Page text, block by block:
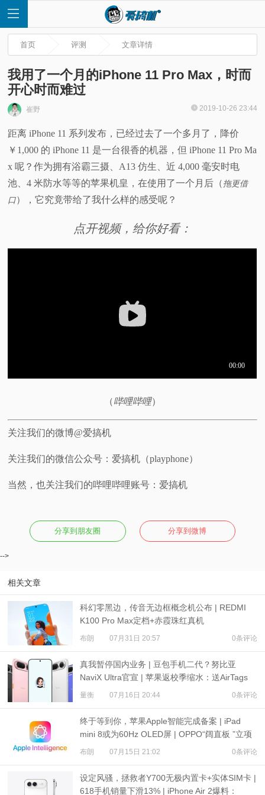
首
页
快
讯
验
专
题
首页 评测 文章详情
我用了一个月的iPhone 11 Pro Max，时而
开心时而难过
崔野 2019-10-26 23:44
距离 iPhone 11 系列发布，已经过去了一个多月了，降价
￥1,000 的 iPhone 11 是一台很香的机器，但 iPhone 11 Pro Ma
x 呢？作为拥有浴霸三摄、A13 仿生、近 4,000 毫安时电
池、4 米防水等等的苹果机皇，在使用了一个月后（ 拖更借
口），它究竟带给了我什么样的感受呢？
点开视频，给你好看：
（哔哩哔哩）
关注我们的微博@爱搞机
关注我们的微信公众号：爱搞机（playphone）
当然，也关注我们的哔哩哔哩账号：爱搞机
分享到朋友圈 分享到微博
-->
相关文章
科幻零黑边，传音无边框概念机公布 | REDMI
K100 Pro Max定档+赤霞珠红真机
布朗 07月31日 20:57 0条评论
真我暂停国内业务 | 豆包手机二代？努比亚
NaviX Ultra官宣 | 苹果返校季缩水：送AirTags
量衡 07月16日 20:44 0条评论
终于等到你，苹果Apple智能完成备案 | iPad
mini 8或为60Hz OLED屏 | OPPO“阔直板 ”立项
布朗 07月15日 21:02 0条评论
设定风骚，拯救者Y700无极内置卡+实体SIM卡 |
618手机销量下滑13% | iPhone Air 2爆料：